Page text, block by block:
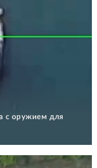
с оружием для